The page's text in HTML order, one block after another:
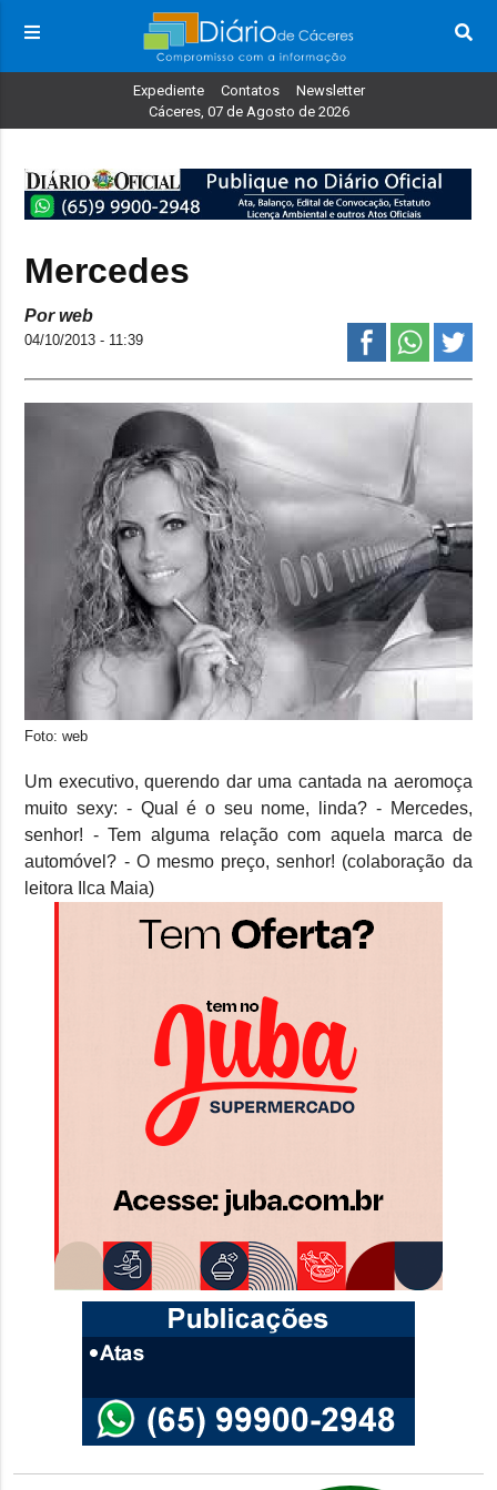
Expediente Contatos
Newsletter
Cáceres, 07 de Agosto de 2026
Mercedes
Por web
04/10/2013 - 11:39
Foto: web
Um executivo, querendo dar uma cantada na aeromoça
muito sexy: - Qual é o seu nome, linda? - Mercedes,
senhor! - Tem alguma relação com aquela marca de
automóvel? - O mesmo preço, senhor! (colaboração da
leitora Ilca Maia)